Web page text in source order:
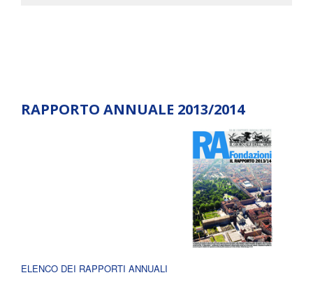
RAPPORTO ANNUALE 2013/2014
ELENCO DEI RAPPORTI ANNUALI